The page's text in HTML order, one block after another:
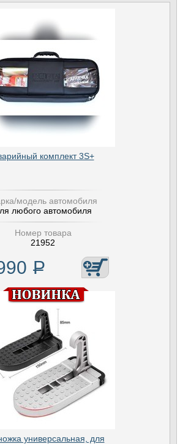
комплект 3S+
модель автомобиля
любого автомобиля
Номер товара
21952
Р
универсальная, для